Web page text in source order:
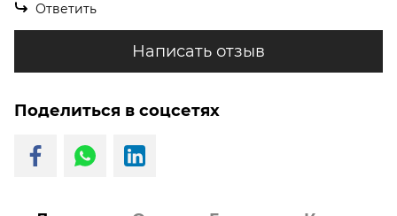
Ответить
Написать отзыв
Поделиться в соцсетях